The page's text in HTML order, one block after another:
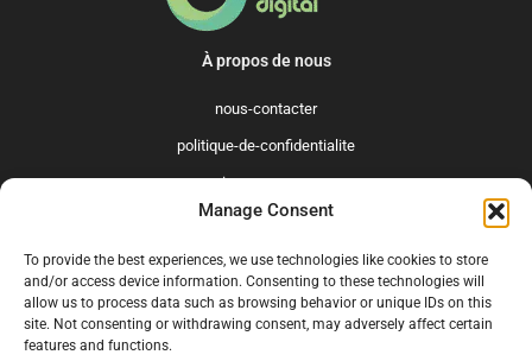
Manage Consent
To provide the best experiences, we use technologies like cookies to store
and/or access device information. Consenting to these technologies will
allow us to process data such as browsing behavior or unique IDs on this
site. Not consenting or withdrawing consent, may adversely affect certain
features and functions.
À propos de nous
nous-contacter
politique-de-confidentialite
qui-sommes-nous
US GB FR IT ES NL AU BR CA